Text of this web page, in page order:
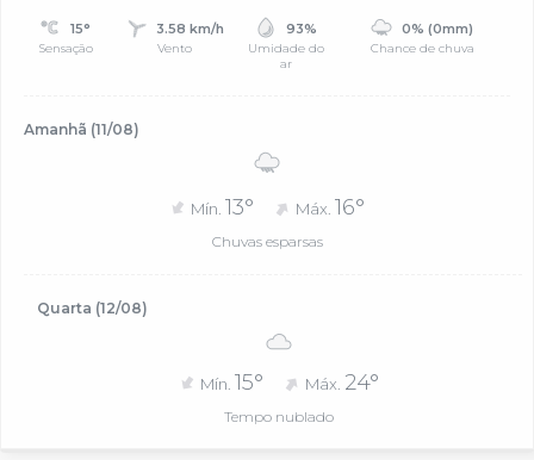
15°
Sensação
3.58 km/h
Vento
93%
Umidade do
ar
0% (0mm)
Chance de chuva
Amanhã (11/08)
Mín. 13° Máx. 16°
Chuvas esparsas
Quarta (12/08)
Mín. 15° Máx. 24°
Tempo nublado